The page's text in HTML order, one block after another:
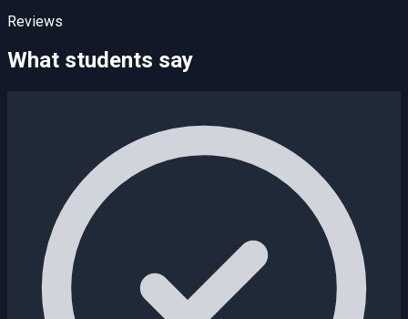
Reviews
What students say